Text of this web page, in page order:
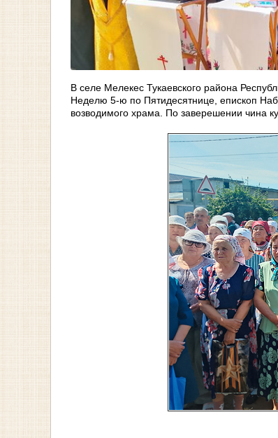
В селе Мелекес Тукаевского района
Неделю 5-ю по Пятидесятнице, епископ
возводимого храма. По заверешении чина